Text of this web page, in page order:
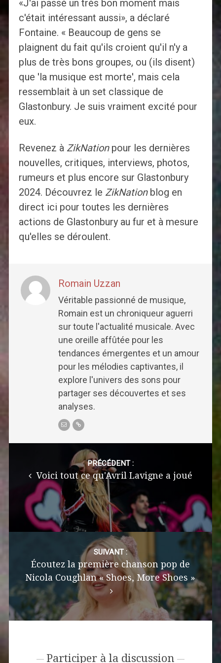
«J'ai passé un très bon moment mais
c'était intéressant aussi», a déclaré
Fontaine. « Beaucoup de gens se
plaignent du fait qu'ils croient qu'il n'y a
plus de très bons groupes, ou (ils disent)
que 'la musique est morte', mais cela
ressemblait à un set classique de
Glastonbury. Je suis vraiment excité pour
eux.
Revenez à ZikNationpour les dernières
nouvelles, critiques, interviews, photos,
rumeurs et plus encore sur Glastonbury
2024. Découvrez le ZikNationblog en
direct ici pour toutes les dernières
actions de Glastonbury au fur et à mesure
qu'elles se déroulent.
Romain Uzzan
Véritable passionné de musique,
Romain est un chroniqueur aguerri
sur toute l'actualité musicale. Avec
une oreille affûtée pour les
tendances émergentes et un amour
pour les mélodies captivantes, il
explore l'univers des sons pour
partager ses découvertes et ses
analyses.
PRÉCÉDENT :
Voici tout ce qu'Avril Lavigne a joué
SUIVANT :
Écoutez la première chanson pop de
Nicola Coughlan « Shoes, More Shoes »
Participer à la discussion